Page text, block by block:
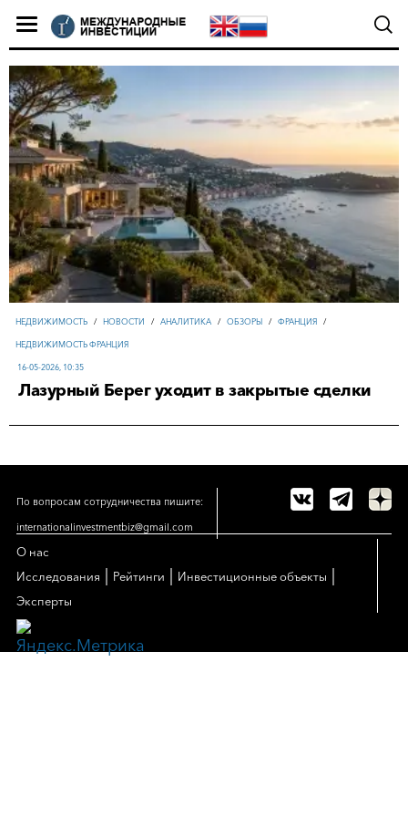
НЕДВИЖИМОСТЬ / НОВОСТИ / АНАЛИТИКА / ОБЗОРЫ / ФРАНЦИЯ /
НЕДВИЖИМОСТЬ ФРАНЦИЯ
16-05-2026, 10:35
Лазурный Берег уходит в закрытые сделки
По вопросам сотрудничества пишите:
internationalinvestmentbiz@gmail.com
О нас
Исследования
Рейтинги Инвестиционные объекты
Эксперты